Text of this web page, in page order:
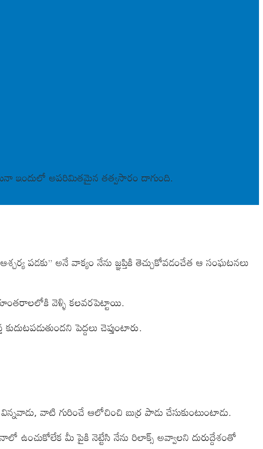
ఇందులో అపరిమితమైన తత్వసారం దాగుంది.
పడకు” అనే వాక్యం నేను జ్ఞప్తికి తెచ్చుకోవడంచేత ఆ సంఘటనలు
వెళ్ళి కలవరపెట్టాయి.
పెద్దలు చెప్తుంటారు.
వాటి గురించే ఆలోచించి బుర్ర పాడు చేసుకుంటుంటాడు.
ఉంచుకోలేక మీ పైకి నెట్టేసి నేను రిలాక్స్ అవ్వాలని దురుద్దేశంతో